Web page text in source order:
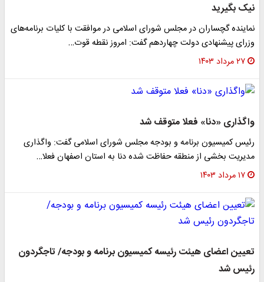
نیک بگیرید
نماینده گچساران در مجلس شورای اسلامی در موافقت با کلیات برنامه‌های
وزرای پیشنهادی دولت چهاردهم گفت: امروز نقطه قوت…
۲۷ مرداد ۱۴۰۳
واگذاری «دنا» فعلا متوقف شد
رئیس کمیسیون برنامه و بودجه مجلس شورای اسلامی گفت: واگذاری
مدیریت بخشی از منطقه حفاظت شده دنا به استان اصفهان فعلا…
۱۷ مرداد ۱۴۰۳
تعیین اعضای هیئت رئیسه کمیسیون برنامه و بودجه/ تاجگردون
رئیس شد